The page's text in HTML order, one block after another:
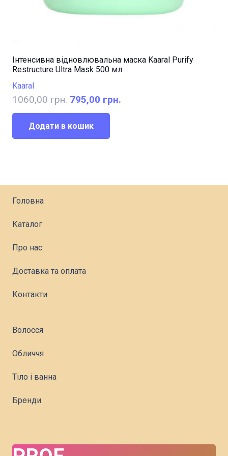
Інтенсивна відновлювальна маска Kaaral Purify
Restructure Ultra Mask 500 мл
Kaaral
1060,00грн. Оригінальна
ціна:
1060,00 грн..
795,00 грн.
Додати в кошик
Головна
Каталог
Про нас
Доставка та оплата
Контакти
Волосся
Обличчя
Тіло і ванна
Бренди